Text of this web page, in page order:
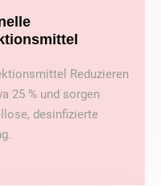
Reduzieren
25 % und sorgen
desinfizierte